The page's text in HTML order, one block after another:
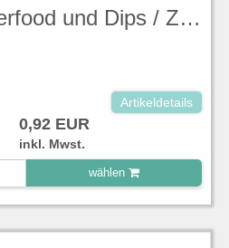
Schale für Fingerfood und Dips / Zuckerdose ohne Deckel, Duck Egg Blue, Stonecast - Churchill
Artikeldetails
0,92 EUR
inkl. Mwst.
wählen
hinzugefügt.